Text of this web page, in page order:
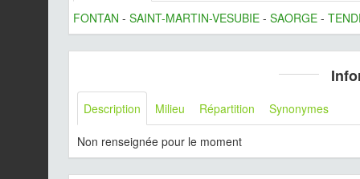
FONTAN - SAINT-MARTIN-VESUBIE - SAORGE -
Description Milieu Répartition Synonymes
Non renseignée pour le moment